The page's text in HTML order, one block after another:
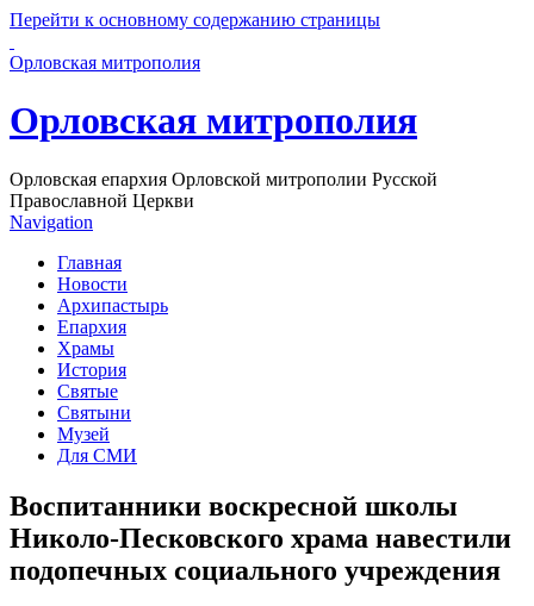
Перейти к основному содержанию страницы
Орловская митрополия
Орловская митрополия
Орловская епархия Орловской митрополии Русской
Православной Церкви
Navigation
Главная
Новости
Архипастырь
Епархия
Храмы
История
Святые
Святыни
Музей
Для СМИ
Воспитанники воскресной школы
Николо-Песковского храма навестили
подопечных социального учреждения